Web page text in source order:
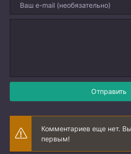
Отправить
Комментариев еще нет.
первым!